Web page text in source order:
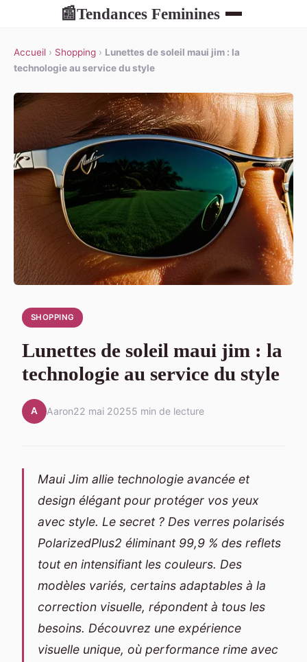
📰Tendances Feminines
Accueil › Shopping › Lunettes de soleil maui jim : la
technologie au service du style
SHOPPING
Lunettes de soleil maui jim : la
technologie au service du style
A Aaron22 mai 20255 min de lecture
Maui Jim allie technologie avancée et
design élégant pour protéger vos yeux
avec style. Le secret ? Des verres polarisés
PolarizedPlus2 éliminant 99,9 % des reflets
tout en intensifiant les couleurs. Des
modèles variés, certains adaptables à la
correction visuelle, répondent à tous les
besoins. Découvrez une expérience
visuelle unique, où performance rime avec